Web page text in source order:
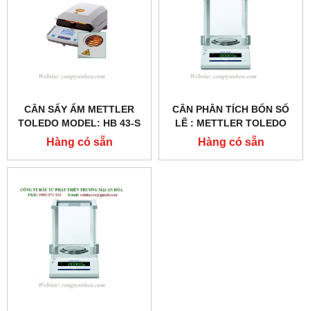
CÂN SẤY ẨM METTLER
TOLEDO MODEL: HB 43-S
Hàng có sẵn
CÂN PHÂN TÍCH BỐN SỐ
LẼ : METTLER TOLEDO
MODEL : MS204S/01
Hàng có sẵn